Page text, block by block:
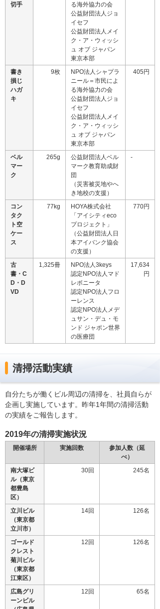
切手
る海外協力の会
公益財団法人ジョ
イセフ
公益財団法人メイ
ク・ア・ウィッシ
ュ オブ ジャパン
東京本部
書き
損じ
ハガ
キ
9枚
NPO法人シャプラ
ニール＝市民によ
る海外協力の会
公益財団法人ジョ
イセフ
公益財団法人メイ
ク・ア・ウィッシ
ュ オブ ジャパン
東京本部
405円
ベル
マー
ク
265g
公益財団法人ベル
マーク教育助成財
団
（災害被災地やへ
き地校の支援）
-
コン
タク
ト空
ケー
ス
77kg
HOYA株式会社
「アイシティeco
プロジェクト」
（公益財団法人日
本アイバンク協会
の支援）
770円
古
書・C
D・D
VD
1,325冊
NPO法人3keys
認定NPO法人マド
レボニータ
認定NPO法人フロ
ーレンス
認定NPO法人メデ
ュサン・デュ・モ
ンド ジャポン世界
の医療団
17,634
円
清掃活動実績
自分たちが働くビル周辺の清掃を、社員自らが
企画し実施しています。昨年1年間の清掃活動
の実績をご報告します。
2019年の清掃実施状況
開催場所 実施回数
参加人数（延
べ）
南大塚ビ
ル（東京
都豊島
区）
30回 245名
立川ビル
（東京都
立川市）
14回 126名
ゴールド
クレスト
菊川ビル
（東京都
江東区）
12回 126名
広島グリ
ーンビル
12回 65名